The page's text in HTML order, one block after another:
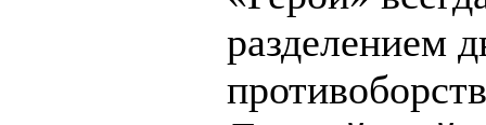
разделением